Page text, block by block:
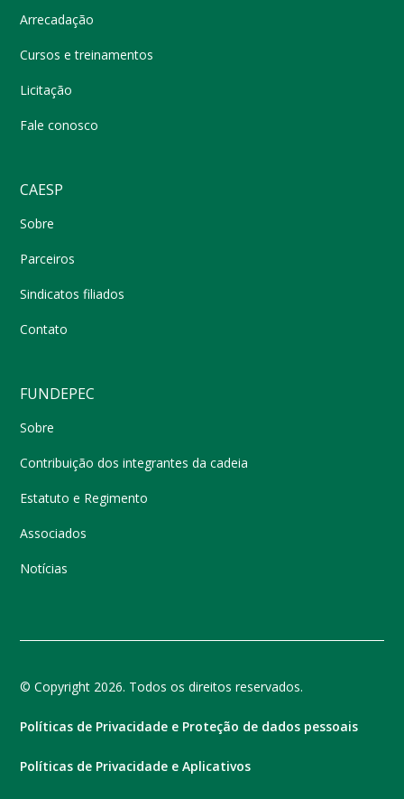
Arrecadação
Cursos e treinamentos
Licitação
Fale conosco
CAESP
Sobre
Parceiros
Sindicatos filiados
Contato
FUNDEPEC
Sobre
Contribuição dos integrantes da cadeia
Estatuto e Regimento
Associados
Notícias
© Copyright 2026. Todos os direitos reservados.
Políticas de Privacidade e Proteção de dados pessoais
Políticas de Privacidade e Aplicativos